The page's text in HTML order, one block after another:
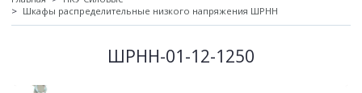
Шкафы распределительные низкого напряжения ШРНН
ШРНН-01-12-1250